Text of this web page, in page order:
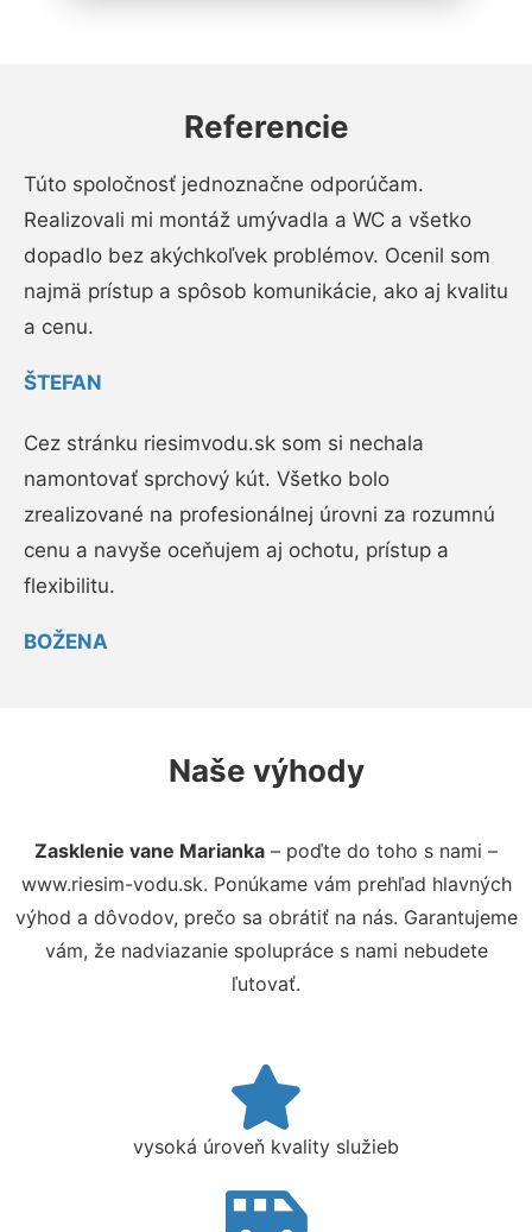
Referencie
Túto spoločnosť jednoznačne odporúčam.
Realizovali mi montáž umývadla a WC a všetko
dopadlo bez akýchkoľvek problémov. Ocenil som
najmä prístup a spôsob komunikácie, ako aj kvalitu
a cenu.
ŠTEFAN
Cez stránku riesimvodu.sk som si nechala
namontovať sprchový kút. Všetko bolo
zrealizované na profesionálnej úrovni za rozumnú
cenu a navyše oceňujem aj ochotu, prístup a
flexibilitu.
BOŽENA
Naše výhody
Zasklenie vane Marianka – poďte do toho s nami –
www.riesim-vodu.sk. Ponúkame vám prehľad hlavných
výhod a dôvodov, prečo sa obrátiť na nás. Garantujeme
vám, že nadviazanie spolupráce s nami nebudete
ľutovať.
vysoká úroveň kvality služieb